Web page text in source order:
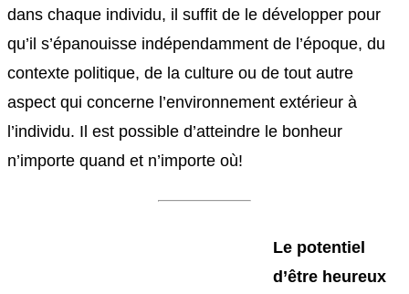
dans chaque individu, il suffit de le développer pour
qu’il s’épanouisse indépendamment de l’époque, du
contexte politique, de la culture ou de tout autre
aspect qui concerne l’environnement extérieur à
l’individu. Il est possible d’atteindre le bonheur
n’importe quand et n’importe où!
Le potentiel
d’être heureux